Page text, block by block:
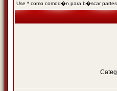
Use * como comod�n para b�scar